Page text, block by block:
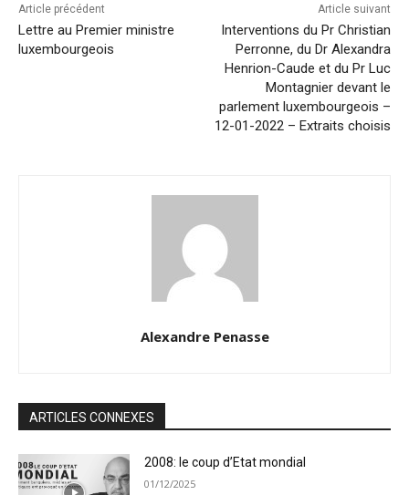
Article précédent
Lettre au Premier ministre
luxembourgeois
Article suivant
Interventions du Pr Christian
Perronne, du Dr Alexandra
Henrion-Caude et du Pr Luc
Montagnier devant le
parlement luxembourgeois –
12-01-2022 – Extraits choisis
Alexandre Penasse
ARTICLES CONNEXES
2008: le coup d’Etat mondial
01/12/2025